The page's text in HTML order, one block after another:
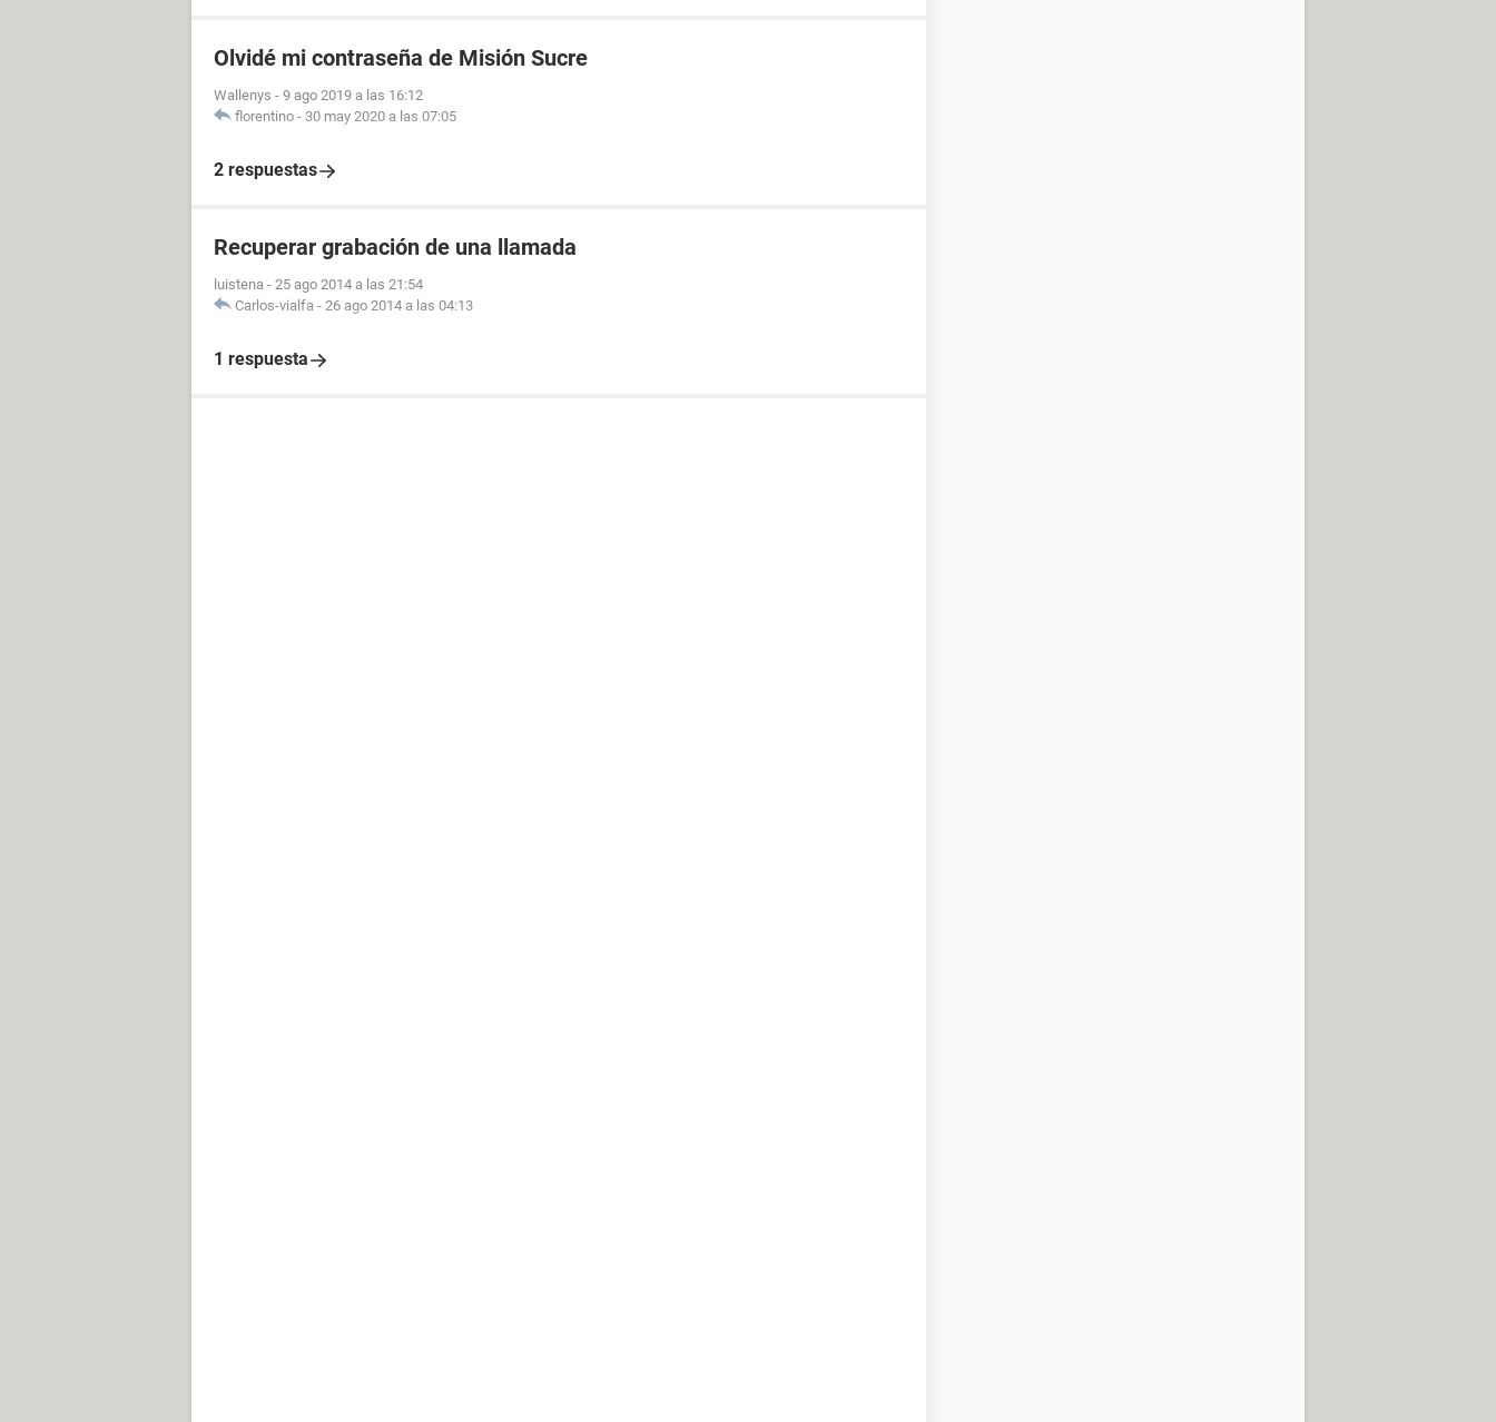
Olvidé mi contraseña de Misión Sucre
Wallenys - 9 ago 2019 a las 16:12
florentino - 30 may 2020 a las 07:05
2 respuestas
Recuperar grabación de una llamada
luistena - 25 ago 2014 a las 21:54
Carlos-vialfa - 26 ago 2014 a las 04:13
1 respuesta